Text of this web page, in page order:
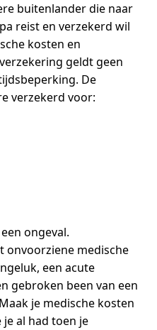
buitenlander die naar
reist en verzekerd wil
kosten en
geldt geen
De
verzekerd voor:
ongeval.
onvoorziene medische
een acute
gebroken been van een
je medische kosten
al had toen je